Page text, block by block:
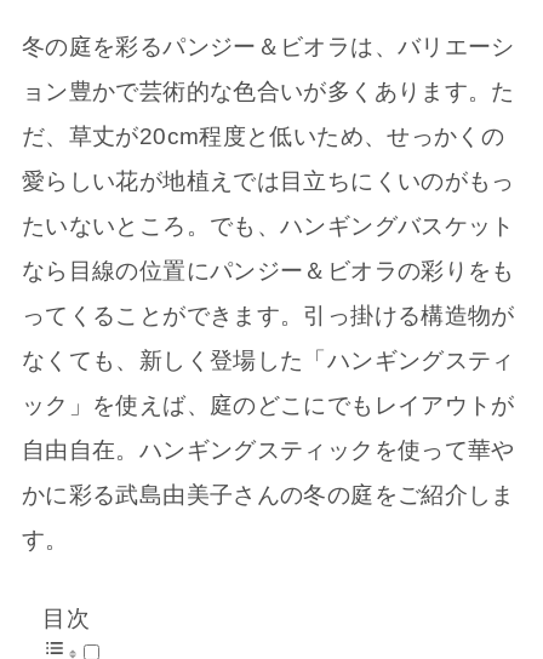
冬の庭を彩るパンジー＆ビオラは、バリエーシ
ョン豊かで芸術的な色合いが多くあります。た
だ、草丈が20cm程度と低いため、せっかくの
愛らしい花が地植えでは目立ちにくいのがもっ
たいないところ。でも、ハンギングバスケット
なら目線の位置にパンジー＆ビオラの彩りをも
ってくることができます。引っ掛ける構造物が
なくても、新しく登場した「ハンギングスティ
ック」を使えば、庭のどこにでもレイアウトが
自由自在。ハンギングスティックを使って華や
かに彩る武島由美子さんの冬の庭をご紹介しま
す。
目次